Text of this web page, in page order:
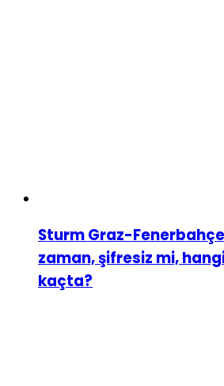
Sturm Graz-
zaman, şifresiz mi,
kaçta?